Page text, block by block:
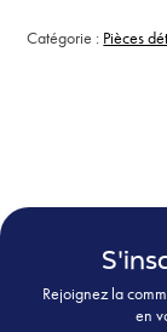
pédale
Catégorie : Pièces
Rejoignez la
en